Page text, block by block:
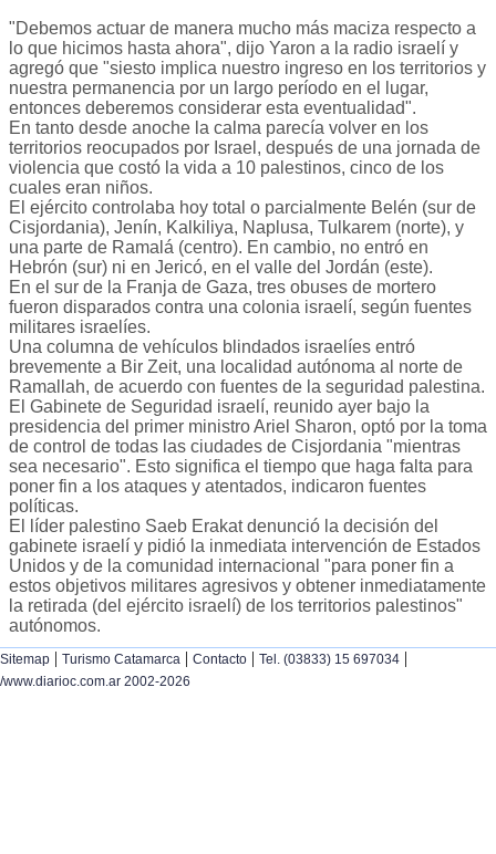
"Debemos actuar de manera mucho más maciza respecto a
lo que hicimos hasta ahora", dijo Yaron a la radio israelí y
agregó que "siesto implica nuestro ingreso en los territorios y
nuestra permanencia por un largo período en el lugar,
entonces deberemos considerar esta eventualidad".
En tanto desde anoche la calma parecía volver en los
territorios reocupados por Israel, después de una jornada de
violencia que costó la vida a 10 palestinos, cinco de los
cuales eran niños.
El ejército controlaba hoy total o parcialmente Belén (sur de
Cisjordania), Jenín, Kalkiliya, Naplusa, Tulkarem (norte), y
una parte de Ramalá (centro). En cambio, no entró en
Hebrón (sur) ni en Jericó, en el valle del Jordán (este).
En el sur de la Franja de Gaza, tres obuses de mortero
fueron disparados contra una colonia israelí, según fuentes
militares israelíes.
Una columna de vehículos blindados israelíes entró
brevemente a Bir Zeit, una localidad autónoma al norte de
Ramallah, de acuerdo con fuentes de la seguridad palestina.
El Gabinete de Seguridad israelí, reunido ayer bajo la
presidencia del primer ministro Ariel Sharon, optó por la toma
de control de todas las ciudades de Cisjordania "mientras
sea necesario". Esto significa el tiempo que haga falta para
poner fin a los ataques y atentados, indicaron fuentes
políticas.
El líder palestino Saeb Erakat denunció la decisión del
gabinete israelí y pidió la inmediata intervención de Estados
Unidos y de la comunidad internacional "para poner fin a
estos objetivos militares agresivos y obtener inmediatamente
la retirada (del ejército israelí) de los territorios palestinos"
autónomos.
Sitemap | Turismo Catamarca | Contacto | Tel. (03833) 15 697034 |
/www.diarioc.com.ar 2002-2026